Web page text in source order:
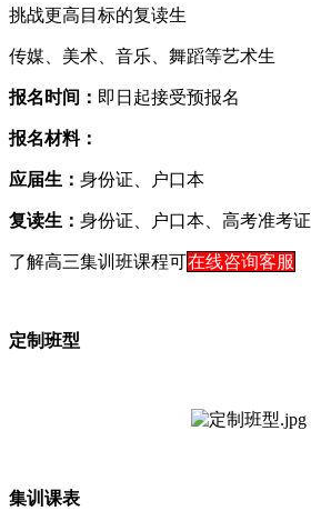
挑战更高目标的复读生
传媒、美术、音乐、舞蹈等艺术生
报名时间： 即日起接受预报名
报名材料：
应届生： 身份证、户口本
复读生： 身份证、户口本、高考准考证
了解高三集训班课程可在线咨询客服
定制班型
集训课表